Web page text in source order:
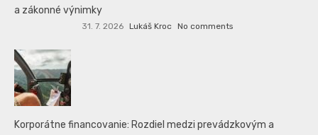
a zákonné výnimky
31. 7. 2026 Lukáš Kroc No comments
Korporátne financovanie: Rozdiel medzi prevádzkovým a